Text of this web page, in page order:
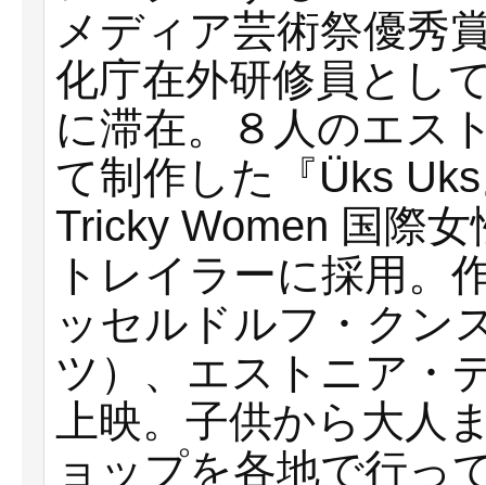
メディア芸術祭優秀
化庁在外研修員とし
に滞在。８人のエス
て制作した『Üks
Tricky Women 国際
トレイラーに採用。
ッセルドルフ・クン
ツ）、エストニア・
上映。子供から大人
ョップを各地で行っ